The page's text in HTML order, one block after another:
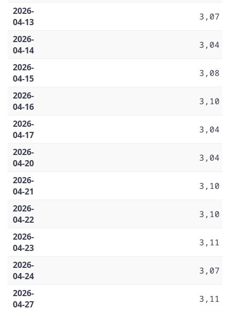
2026-
04-13
3,07
2026-
04-14
3,04
2026-
04-15
3,08
2026-
04-16
3,10
2026-
04-17
3,04
2026-
04-20
3,04
2026-
04-21
3,10
2026-
04-22
3,10
2026-
04-23
3,11
2026-
04-24
3,07
2026-
04-27
3,11